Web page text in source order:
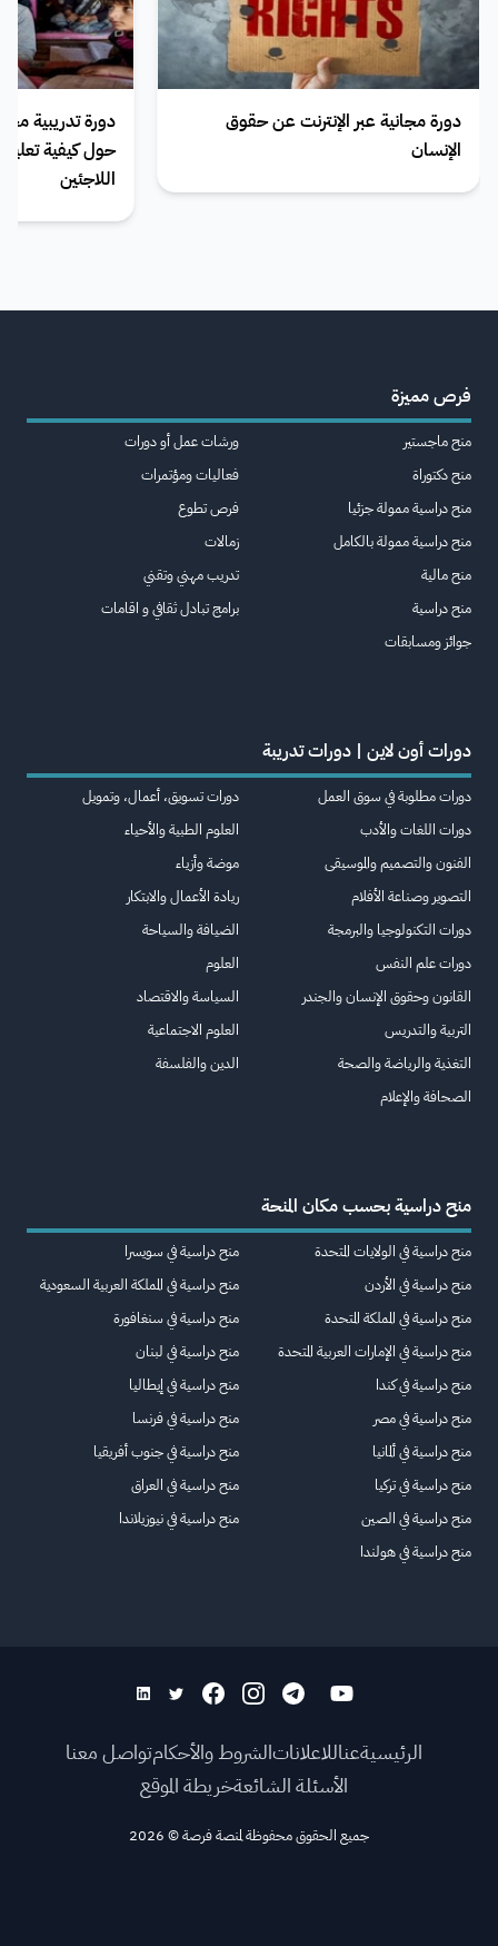
دورة مجانية عبر الإنترنت عن حقوق
الإنسان
دورة تدريبية
حول كيفية
اللاجئين
فرص مميزة
منح ماجستير
منح دكتوراة
منح دراسية ممولة جزئيا
منح دراسية ممولة بالكامل
منح مالية
منح دراسية
جوائز ومسابقات
ورشات عمل أو دورات
فعاليات ومؤتمرات
فرص تطوع
زمالات
تدريب مهني وتقني
برامج تبادل ثقافي و اقامات
دورات أون لاين | دورات تدريبة
دورات مطلوبة في سوق العمل
دورات اللغات والأدب
الفنون والتصميم والموسيقى
التصوير وصناعة الأفلام
دورات التكنولوجيا والبرمجة
دورات علم النفس
القانون وحقوق الإنسان والجندر
التربية والتدريس
التغذية والرياضة والصحة
الصحافة والإعلام
دورات تسويق، أعمال، وتمويل
العلوم الطبية والأحياء
موضة وأزياء
ريادة الأعمال والابتكار
الضيافة والسياحة
العلوم
السياسة والاقتصاد
العلوم الاجتماعية
الدين والفلسفة
منح دراسية بحسب مكان المنحة
منح دراسية في الولايات المتحدة
منح دراسية في الأردن
منح دراسية في المملكة المتحدة
منح دراسية في الإمارات العربية المتحدة
منح دراسية في كندا
منح دراسية في مصر
منح دراسية في ألمانيا
منح دراسية في تركيا
منح دراسية في الصين
منح دراسية في هولندا
منح دراسية في سويسرا
منح دراسية في المملكة العربية السعودية
منح دراسية في سنغافورة
منح دراسية في لبنان
منح دراسية في إيطاليا
منح دراسية في فرنسا
منح دراسية في جنوب أفريقيا
منح دراسية في العراق
منح دراسية في نيوزيلاندا
الرئيسيةعناللاعلاناتالشروط والأحكامتواصل معنا
الأسئلة الشائعةخريطة الموقع
جميع الحقوق محفوظة لمنصة فرصة©
2026